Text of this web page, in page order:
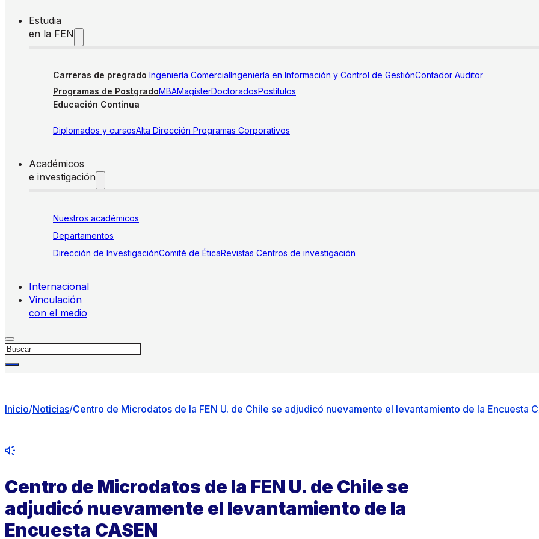
Estudia
en la FEN
Carreras de pregrado Ingeniería ComercialIngeniería en Información y Control de GestiónContador Auditor
Programas de PostgradoMBAMagísterDoctoradosPostítulos
Educación Continua
Diplomados y cursosAlta Dirección Programas Corporativos
Académicos
e investigación
Nuestros académicos
Departamentos
Dirección de InvestigaciónComité de ÉticaRevistas Centros de investigación
Internacional
Vinculación
con el medio
Buscar
Inicio/Noticias/Centro de Microdatos de la FEN U. de Chile se adjudicó nuevamente el levantamiento de la Encuesta
Centro de Microdatos de la FEN U. de Chile se
adjudicó nuevamente el levantamiento de la
Encuesta CASEN